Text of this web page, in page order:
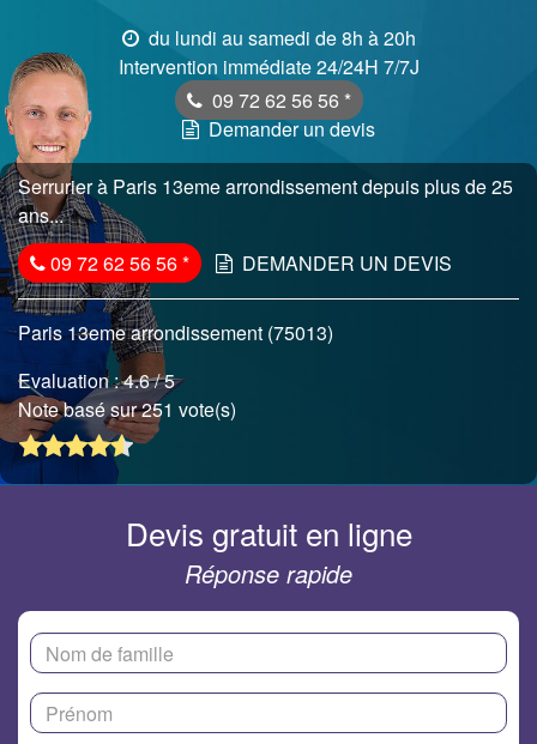
du lundi au samedi de 8h à 20h
Intervention immédiate 24/24H 7/7J
09 72 62 56 56 *
Demander un devis
Serrurier à Paris 13eme arrondissement depuis plus de 25
ans...
09 72 62 56 56* DEMANDER UN DEVIS
Paris 13eme arrondissement (75013)
Evaluation :4.6/ 5
Note basé sur 251 vote(s)
Devis gratuit en ligne
Réponse rapide